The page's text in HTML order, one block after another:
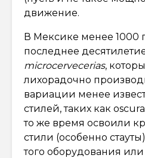
движение.
В Мексике менее 1000
последнее
microcervecerias,
лихорадочно
вариации менее
стилей, таких как
то же время освоили
стили (особенно
того оборудования